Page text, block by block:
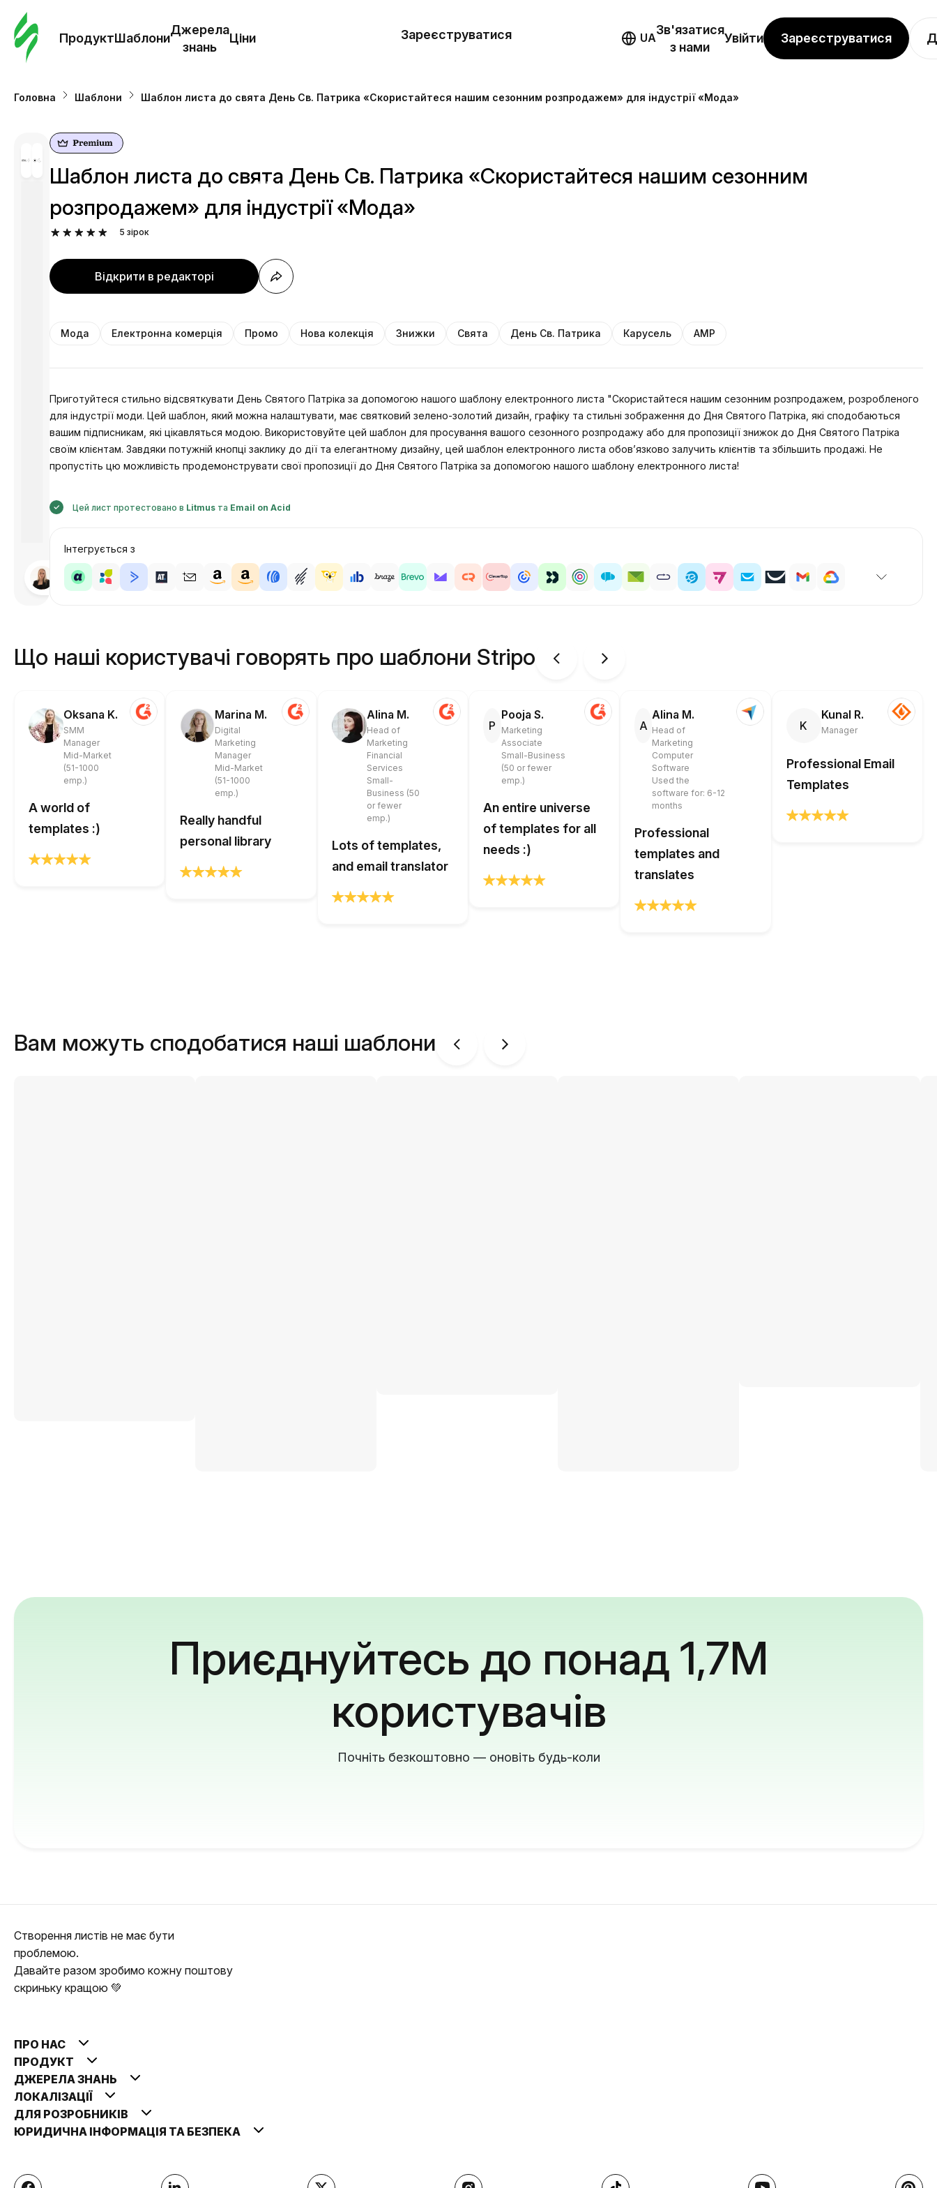
ПродуктШаблони
Джерела
знань
Ціни
Ціни
Зареєструватися UA
Зв'язатися
з нами
Увійти Зареєструватися
Головна Шаблони Шаблон листа до свята День Cв. Патрика «Скористайтеся нашим сезонним розпродажем» для індустрії «Мода»
Розроблено
Анастасія
Шаблон листа до свята День Cв. Патрика «Скористайтеся нашим сезонним
розпродажем» для індустрії «Мода»
5 зірок
Відкрити в редакторі
Мода Електронна комерція Промо Нова колекція Знижки Свята День Cв. Патрика Карусель AMP
Приготуйтеся стильно відсвяткувати День Святого Патріка за допомогою нашого шаблону електронного листа "Скористайтеся нашим сезонним розпродажем, розробленого
для індустрії моди. Цей шаблон, який можна налаштувати, має святковий зелено-золотий дизайн, графіку та стильні зображення до Дня Святого Патріка, які сподобаються
вашим підписникам, які цікавляться модою. Використовуйте цей шаблон для просування вашого сезонного розпродажу або для пропозиції знижок до Дня Святого Патріка
своїм клієнтам. Завдяки потужній кнопці заклику до дії та елегантному дизайну, цей шаблон електронного листа обов’язково залучить клієнтів та збільшить продажі. Не
пропустіть цю можливість продемонструвати свої пропозиції до Дня Святого Патріка за допомогою нашого шаблону електронного листа!
Цей лист протестовано в Litmus та Email on Acid
Інтегрується з
Що наші користувачі говорять про шаблони Stripo
Oksana K.
SMM
Manager
Mid-Market
(51-1000
emp.)
A world of
templates :)
Marina M.
Digital
Marketing
Manager
Mid-Market
(51-1000
emp.)
Really handful
personal library
Alina M.
Head of
Marketing
Financial
Services
Small-
Business (50
or fewer
emp.)
Lots of templates,
and email translator
P
Pooja S.
Marketing
Associate
Small-Business
(50 or fewer
emp.)
An entire universe
of templates for all
needs :)
A
Alina M.
Head of
Marketing
Computer
Software
Used the
software for: 6-12
months
Professional
templates and
translates
K
Kunal R.
Manager
Professional Email
Templates
Вам можуть сподобатися наші шаблони
Приєднуйтесь до понад 1,7M
користувачів
Почніть безкоштовно — оновіть будь-коли
Створення листів не має бути
проблемою.
Давайте разом зробимо кожну поштову
скриньку кращою 💚
ПРО НАС
ПРОДУКТ
ДЖЕРЕЛА ЗНАНЬ
ЛОКАЛІЗАЦІЇ
ДЛЯ РОЗРОБНИКІВ
ЮРИДИЧНА ІНФОРМАЦІЯ ТА БЕЗПЕКА